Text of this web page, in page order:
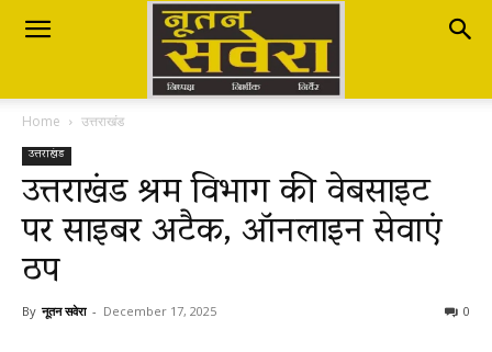
Nutan
Savera
नूतन
सवेरा
Home उत्तराखंड
उत्तराखंड
उत्तराखंड श्रम विभाग की वेबसाइट
पर साइबर अटैक, ऑनलाइन सेवाएं
ठप
By नूतन सवेरा - December 17, 2025 0